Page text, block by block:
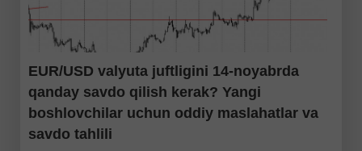
EUR/USD valyuta juftligini 14-noyabrda
qanday savdo qilish kerak? Yangi
boshlovchilar uchun oddiy maslahatlar va
savdo tahlili